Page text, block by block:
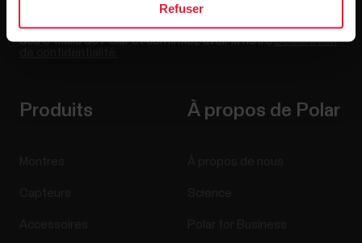
Refuser
En cliquant sur « Je m'abonne », vous acceptez de recevoir
des e-mails de Polar et confirmez avoir lu notreDéclaration
Produits À propos de Polar